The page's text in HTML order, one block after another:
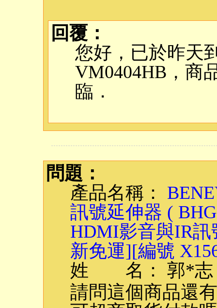
回覆：
您好，已於昨天
VM0404HB，商
臨．
問題：
產品名稱：
訊號延伸器 (
HDMI影音與IR訊
新免運][編號
姓 名： 郭*志
請問這個商品還